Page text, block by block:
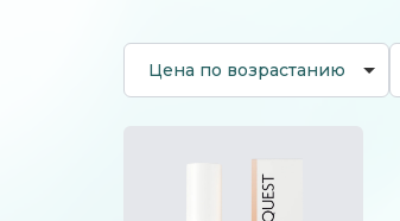
Цена по возрастанию